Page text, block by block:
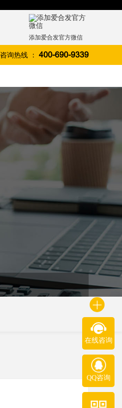
添加爱合发官方微信
咨询热线 ： 400-690-9339
在线咨询
QQ咨询